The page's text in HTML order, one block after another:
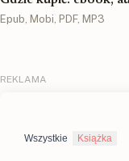
Epub, Mobi, PDF, MP3